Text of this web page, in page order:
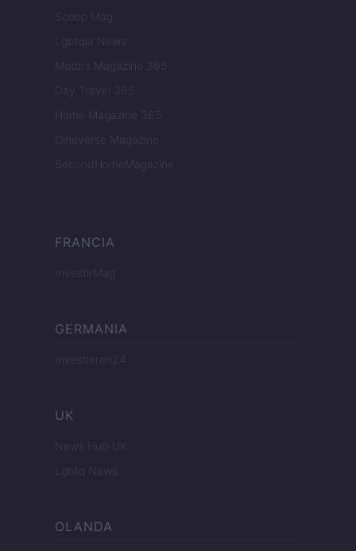
Scoop Mag
Lgbtqia News
Motors Magazine 365
Day Travel 365
Home Magazine 365
Cineverse Magazine
SecondHomeMagazine
FRANCIA
InvestirMag
GERMANIA
Investieren24
UK
News Hub UK
Lgbtq News
OLANDA